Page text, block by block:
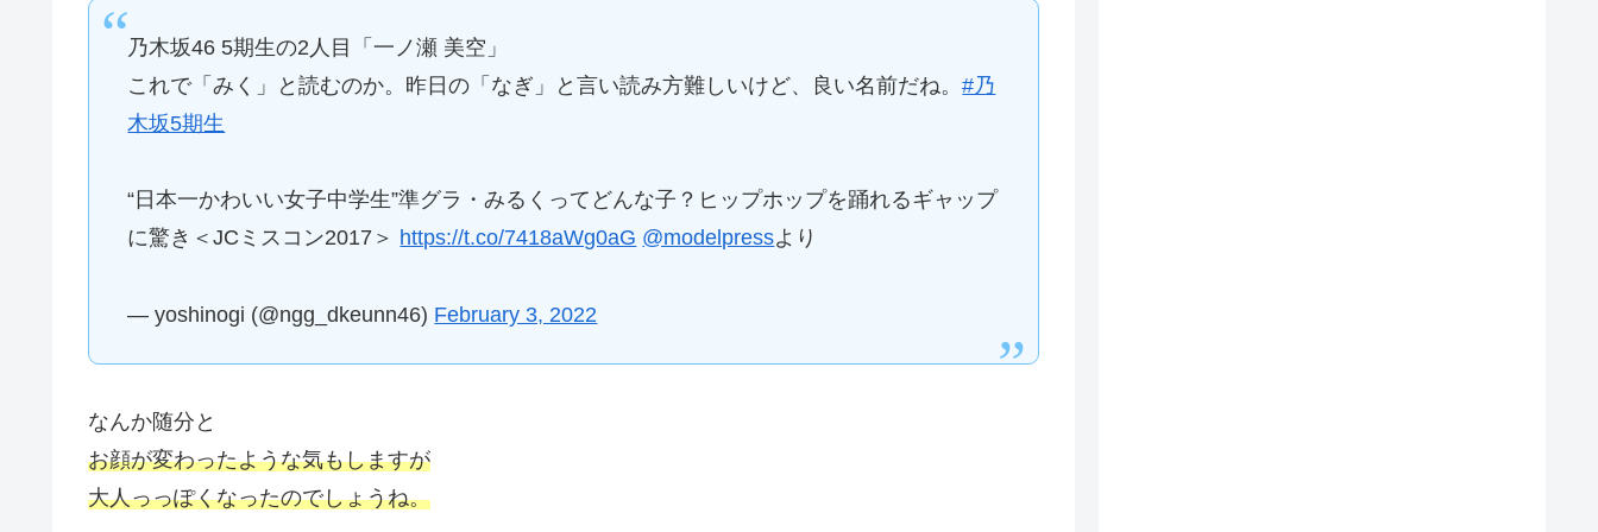
乃木坂46 5期生の2人目「一ノ瀬 美空」
これで「みく」と読むのか。昨日の「なぎ」と言い読み方難しいけど、良い名前だね。#乃
木坂5期生
“日本一かわいい女子中学生”準グラ・みるくってどんな子？ヒップホップを踊れるギャップ
に驚き＜JCミスコン2017＞ https://t.co/7418aWg0aG @modelpressより
— yoshinogi (@ngg_dkeunn46) February 3, 2022
なんか随分と
お顔が変わったような気もしますが
大人っっぽくなったのでしょうね。